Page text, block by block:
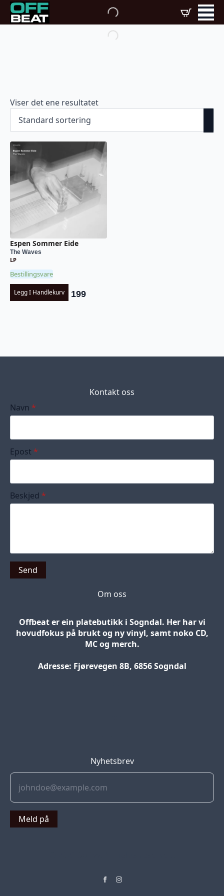
Viser det ene resultatet
Espen Sommer Eide
The Waves
LP
Bestillingsvare
Legg I Handlekurv 199
Kontakt oss
Navn *
Epost *
Beskjed *
Send
Om oss
Offbeat er ein platebutikk i Sogndal. Her har vi
hovudfokus på brukt og ny vinyl, samt noko CD,
MC og merch.
Adresse: Fjørevegen 8B, 6856 Sogndal
Nyhetsbrev
Meld på